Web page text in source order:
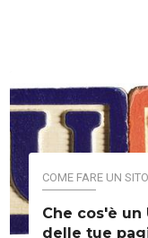
COME FARE UN
Che cos'è
delle tue